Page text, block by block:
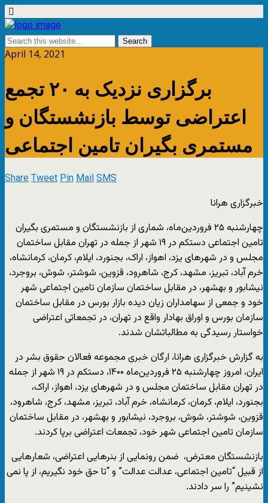
April 14, 2021
برگزاری نزدیک به ۲۰ تجمع
اعتراضی توسط بازنشستگان و
مستمری بگیران تامین اجتماعی
ShareTweetPinMailSMS
خبرگزاری هرانا
چهارشنبه ۲۵ فروردین‌ماه، شماری از بازنشستگان و مستمری بگیران
تامین اجتماعی دستکم در ۱۹ شهر از جمله در تهران مقابل ساختمان
مجلس و در شهرهای یزد، اهواز، اراک، بجنورد، ایلام، کرمان، کرمانشاه،
خرم آباد، تبریز، مشهد، کرج، شاهرود، قزوین، شوشتر، شوش، بروجرد،
نیشابور و بهشهر، در مقابل ساختمان سازمان تامین اجتماعی شهر
خود و جمعی از سهامداران زیان دیده بازار بورس در مقابل ساختمان
سازمان بورس و اوراق بهادار واقع در تهران، در تجمعاتی اعتراضی
خواستار رسیدگی به مطالباتشان شدند.
به گزارش خبرگزاری هرانا، ارگان خبری مجموعه فعالان حقوق بشر در
ایران، امروز چهارشنبه ۲۵ فروردین‌ماه ۱۴۰۰، دستکم در ۱۹ شهر از جمله
در تهران مقابل ساختمان مجلس و در شهرهای یزد، اهواز، اراک،
بجنورد، ایلام، کرمان، کرمانشاه، خرم آباد، تبریز، مشهد، کرج، شاهرود،
قزوین، شوشتر، شوش، بروجرد، نیشابور و بهشهر، در مقابل ساختمان
سازمان تامین اجتماعی شهر خود، تجمعات اعتراضی برپا کردند.
بازنشستگان معترض، ضمن رونمایی از بنرهایی اعتراضی، شعارهایی
از قبیل “تامین اجتماعی، عدالت عدالت” و “تا حق خود نگیریم، از پا نمی
نشینیم” را سر دادند.